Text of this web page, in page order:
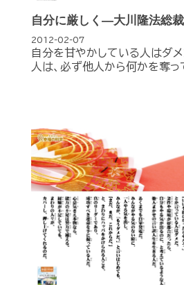
自分に厳しく―大川隆法総
2012-02-07
自分を甘やかしている人はダ
人は、必ず他人から何かを奪っ